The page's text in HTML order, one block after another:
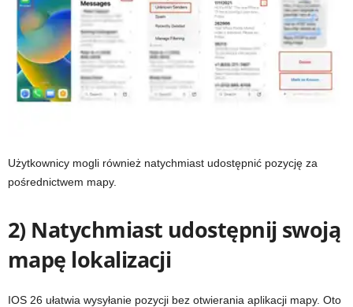
Użytkownicy mogli również natychmiast udostępnić pozycję za
pośrednictwem mapy.
2) Natychmiast udostępnij swoją
mapę lokalizacji
IOS 26 ułatwia wysyłanie pozycji bez otwierania aplikacji mapy. Oto